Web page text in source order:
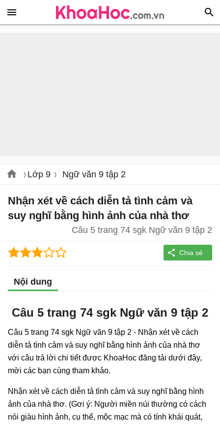
Lớp 9 Ngữ văn 9 tập 2
Nhận xét về cách diễn tả tình cảm và
suy nghĩ bằng hình ảnh của nhà thơ
Câu 5 trang 74 sgk Ngữ văn 9 tập 2
Nội dung
Câu 5 trang 74 sgk Ngữ văn 9 tập 2
Câu 5 trang 74 sgk Ngữ văn 9 tập 2 - Nhận xét về cách
diễn tả tình cảm và suy nghĩ bằng hình ảnh của nhà thơ
với câu trả lời chi tiết được KhoaHoc đăng tải dưới đây,
mời các bạn cùng tham khảo.
Nhận xét về cách diễn tả tình cảm và suy nghĩ bằng hình
ảnh của nhà thơ. (Gơi ý: Người miền núi thường có cách
nói giàu hình ảnh, cụ thể, mộc mạc mà có tính khái quát,